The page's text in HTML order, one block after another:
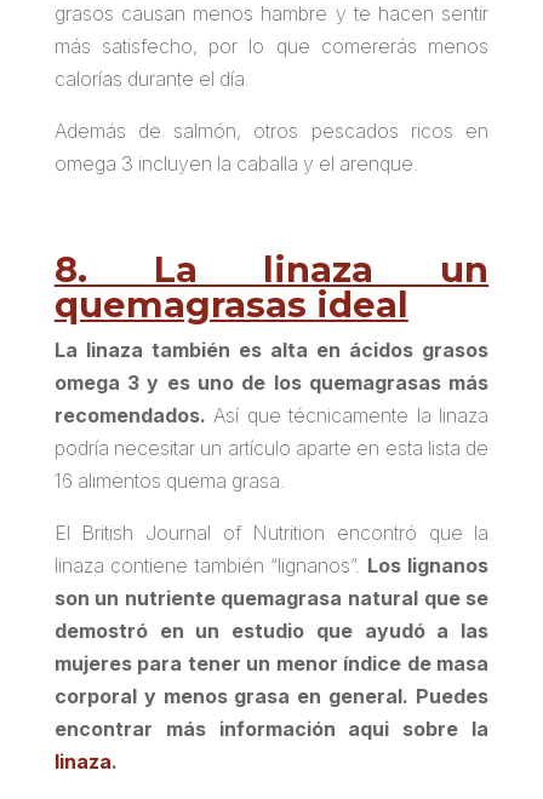
grasos causan menos hambre y te hacen sentir
más satisfecho, por lo que comererás menos
calorías durante el día.
Además de salmón, otros pescados ricos en
omega 3 incluyen la caballa y el arenque.
8. La linaza un
quemagrasas ideal
La linaza también es alta en ácidos grasos
omega 3 y es uno de los quemagrasas más
recomendados. Así que técnicamente la linaza
podría necesitar un artículo aparte en esta lista de
16 alimentos quema grasa.
El British Journal of Nutrition encontró que la
linaza contiene también “lignanos”. Los lignanos
son un nutriente quemagrasa natural que se
demostró en un estudio que ayudó a las
mujeres para tener un menor índice de masa
corporal y menos grasa en general. Puedes
encontrar más información aqui sobre la
linaza.